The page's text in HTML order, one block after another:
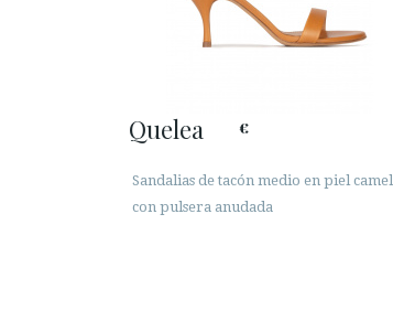
Quelea €
Sandalias de tacón medio en piel camel
con pulsera anudada